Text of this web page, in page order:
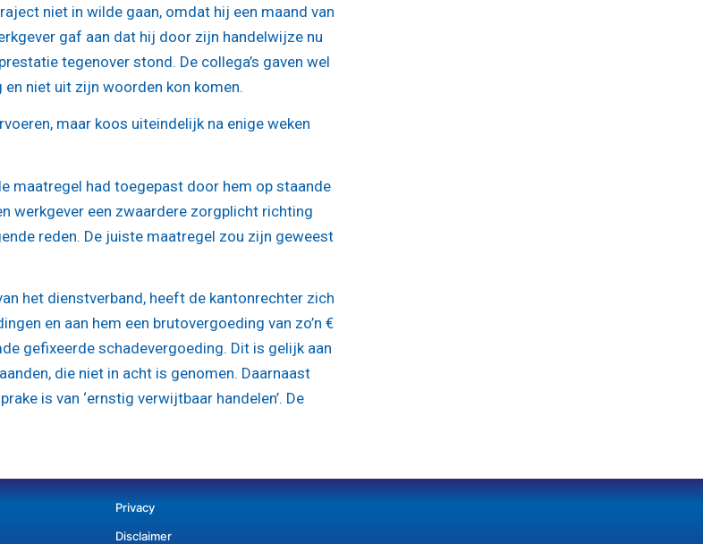
niet in wilde gaan, omdat hij een maand van
gaf aan dat hij door zijn handelwijze nu
tegenover stond. De collega’s gaven wel
niet uit zijn woorden kon komen.
maar koos uiteindelijk na enige weken
maatregel had toegepast door hem op staande
werkgever een zwaardere zorgplicht richting
reden. De juiste maatregel zou zijn geweest
het dienstverband, heeft de kantonrechter zich
en aan hem een brutovergoeding van zo’n €
gefixeerde schadevergoeding. Dit is gelijk aan
die niet in acht is genomen. Daarnaast
is van ‘ernstig verwijtbaar handelen’. De
Privacy
Disclaimer